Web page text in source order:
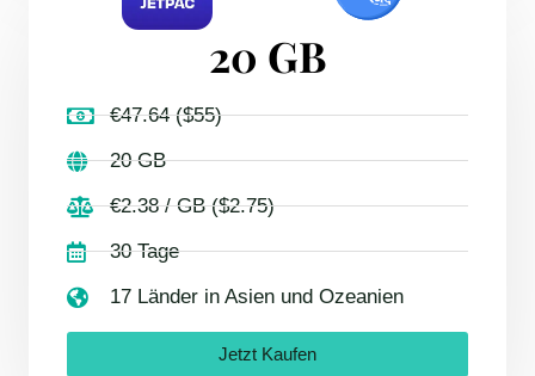
20 GB
€47.64 ($55)
20 GB
€2.38 / GB ($2.75)
30 Tage
17 Länder in Asien und Ozeanien
Jetzt Kaufen